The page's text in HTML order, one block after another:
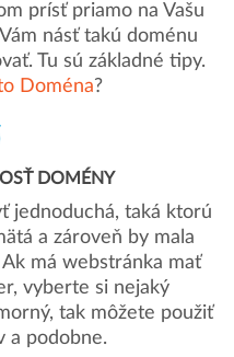
prísť priamo na Vašu
násť takú doménu
Tu sú základné tipy.
Doména?
DOMÉNY
jednoduchá, taká ktorú
a zároveň by mala
má webstránka mať
vyberte si nejaký
tak môžete použiť
a podobne.